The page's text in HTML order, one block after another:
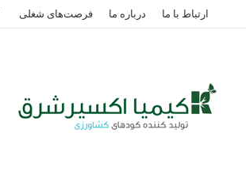
ارتباط با ما درباره ما فرصت‌های شغلی